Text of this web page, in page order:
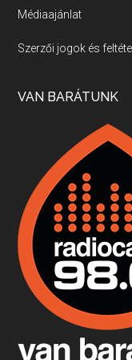
Villány,
Apr 17, 2026 • 00:35:38
Boston,
Apr 9, 2026 • 00:37:17
Fermentáljunk,
Apr 3, 2026 • 00:36:07
Médiaajánlat
Szerzői jogok és
VAN BARÁTUNK